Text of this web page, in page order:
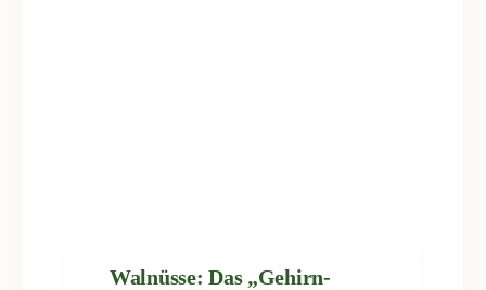
Walnüsse: Das „Gehirn-